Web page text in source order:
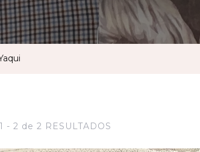
- 2 de 2 RESULTADOS